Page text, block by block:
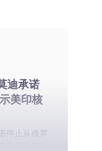
迪承诺
美印核
停止从俄罗
和贸易裂痕